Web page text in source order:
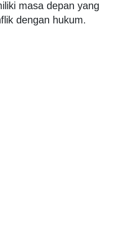
masa depan yang
dengan hukum.